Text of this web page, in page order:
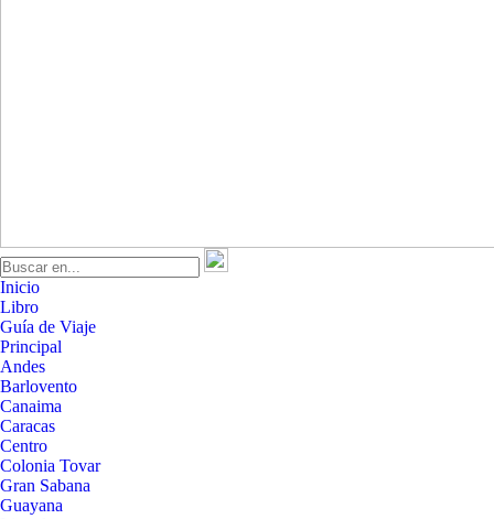
Inicio
Libro
Guía de Viaje
Principal
Andes
Barlovento
Canaima
Caracas
Centro
Colonia Tovar
Gran Sabana
Guayana